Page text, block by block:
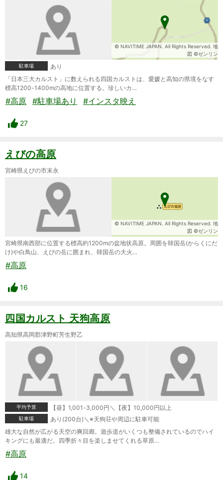
© NAVITIME JAPAN. All Rights Reserved. 地
図 ©ゼンリン
駐車場
あり
「日本三大カルスト」に数えられる四国カルストは、愛媛と高知の県境をなす
標高1200-1400mの高地に位置する。珍しいカ…
#高原 #駐車場あり #インスタ映え
27
えびの高原
宮崎県えびの市末永
© NAVITIME JAPAN. All Rights Reserved. 地
図 ©ゼンリン
宮崎県南西部に位置する標高約1200mの盆地状高原。周囲を韓国岳(からくにだ
け)や白鳥山、えびの岳に囲まれ、韓国岳の大火…
#高原
16
四国カルスト 天狗高原
高知県高岡郡津野町芳生野乙
平均予算 【昼】1,001-3,000円＼【夜】10,000円以上
駐車場
あり(200台)＼※天狗荘や周辺に駐車可能
雄大な自然が広がる天空の爽回廊。遊歩道がいくつも整備されているのでハイ
キングにも最適だ。四季折々目を楽しませてくれる草原…
#高原
14